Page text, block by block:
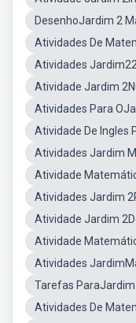
DesenhoJardim 2
Atividades De
Atividades
Atividade Jardim
Atividades Para
Atividade De Ingles
Atividades Jardim
Atividade
Atividades Jardim
Atividade Jardim
Atividade
Atividades
Tarefas
Atividades De